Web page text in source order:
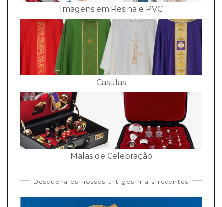
Imagens em Resina e PVC
Casulas
Malas de Celebração
Descubra os nossos artigos mais recentes